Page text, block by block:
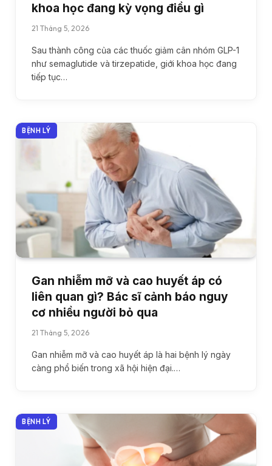
khoa học đang kỳ vọng điều gì
21 Tháng 5, 2026
Sau thành công của các thuốc giảm cân nhóm GLP-1
như semaglutide và tirzepatide, giới khoa học đang
tiếp tục…
BỆNH LÝ
Gan nhiễm mỡ và cao huyết áp có
liên quan gì? Bác sĩ cảnh báo nguy
cơ nhiều người bỏ qua
21 Tháng 5, 2026
Gan nhiễm mỡ và cao huyết áp là hai bệnh lý ngày
càng phổ biến trong xã hội hiện đại.…
BỆNH LÝ